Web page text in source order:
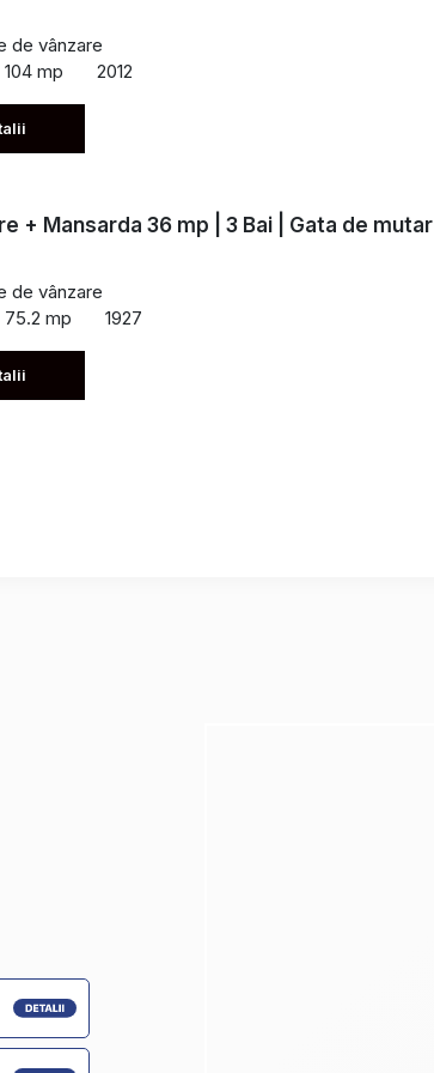
de vânzare
104 mp 2012
+ Mansarda 36 mp | 3 Bai | Gata de
de vânzare
75.2 mp 1927